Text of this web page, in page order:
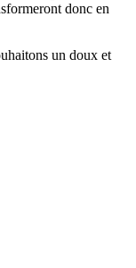
donc en
un doux et